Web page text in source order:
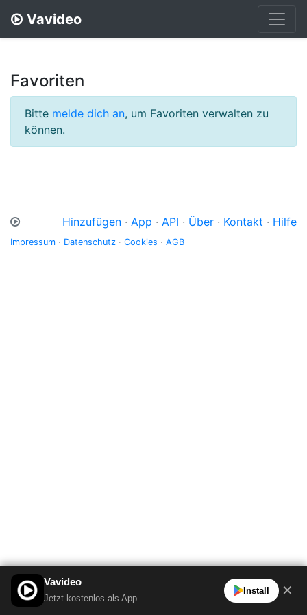
Vavideo
Favoriten
Bitte melde dich an, um Favoriten verwalten zu
können.
Hinzufügen · App · API · Über · Kontakt · Hilfe
Impressum · Datenschutz · Cookies · AGB
Vavideo
Jetzt kostenlos als App
Install ✕